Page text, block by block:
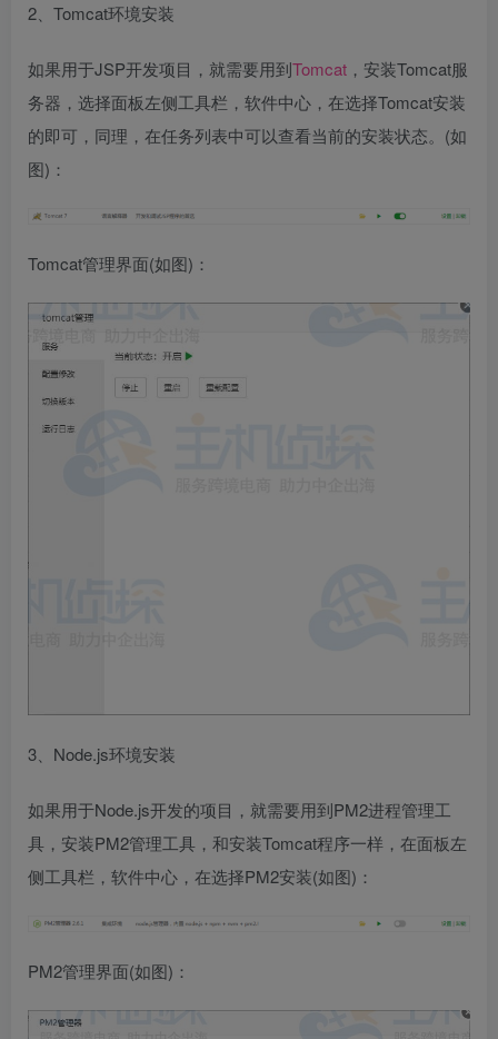
2、Tomcat环境安装
如果用于JSP开发项目，就需要用到Tomcat ，安装Tomcat服
务器，选择面板左侧工具栏，软件中心，在选择Tomcat安装
的即可，同理，在任务列表中可以查看当前的安装状态。(如
图)：
Tomcat管理界面(如图)：
3、Node.js环境安装
如果用于Node.js开发的项目，就需要用到PM2进程管理工
具，安装PM2管理工具，和安装Tomcat程序一样，在面板左
侧工具栏，软件中心，在选择PM2安装(如图)：
PM2管理界面(如图)：